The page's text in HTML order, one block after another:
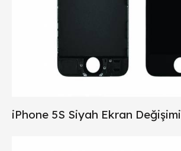
iPhone 5S Siyah Ekran Değişimi